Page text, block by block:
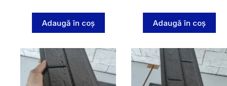
Adaugă în coș Adaugă în coș